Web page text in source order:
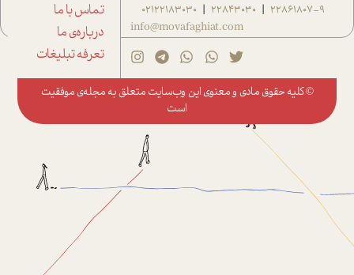
22861807-9
|
22843030
|
02122183030
info@movafaghiat.com
تماس با ما
درباره‌ی ما
تعرفه تبلیغات
© کلیه حقوق مادی و معنوی این وب‌سایت متعلق به مجله‌ی موفقیت
است